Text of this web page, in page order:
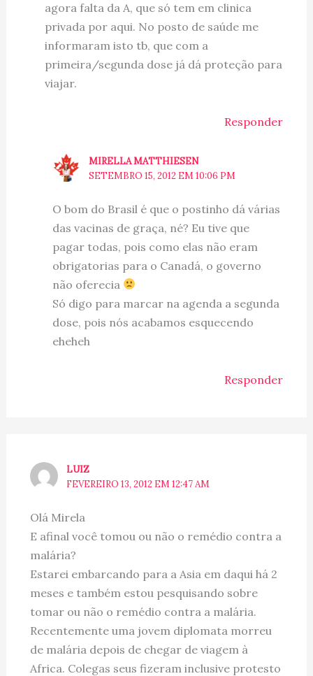
agora falta da A, que só tem em clinica
privada por aqui. No posto de saúde me
informaram isto tb, que com a
primeira/segunda dose já dá proteção para
viajar.
Responder
MIRELLA MATTHIESEN
SETEMBRO 15, 2012 EM 10:06 PM
O bom do Brasil é que o postinho dá várias
das vacinas de graça, né? Eu tive que
pagar todas, pois como elas não eram
obrigatorias para o Canadá, o governo
não oferecia
Só digo para marcar na agenda a segunda
dose, pois nós acabamos esquecendo
eheheh
Responder
LUIZ
FEVEREIRO 13, 2012 EM 12:47 AM
Olá Mirela
E afinal você tomou ou não o remédio contra a
malária?
Estarei embarcando para a Asia em daqui há 2
meses e também estou pesquisando sobre
tomar ou não o remédio contra a malária.
Recentemente uma jovem diplomata morreu
de malária depois de chegar de viagem à
Africa. Colegas seus fizeram inclusive protesto